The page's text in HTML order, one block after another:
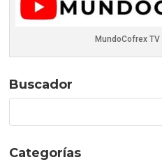
MundoCofrex
Buscador
Categorías